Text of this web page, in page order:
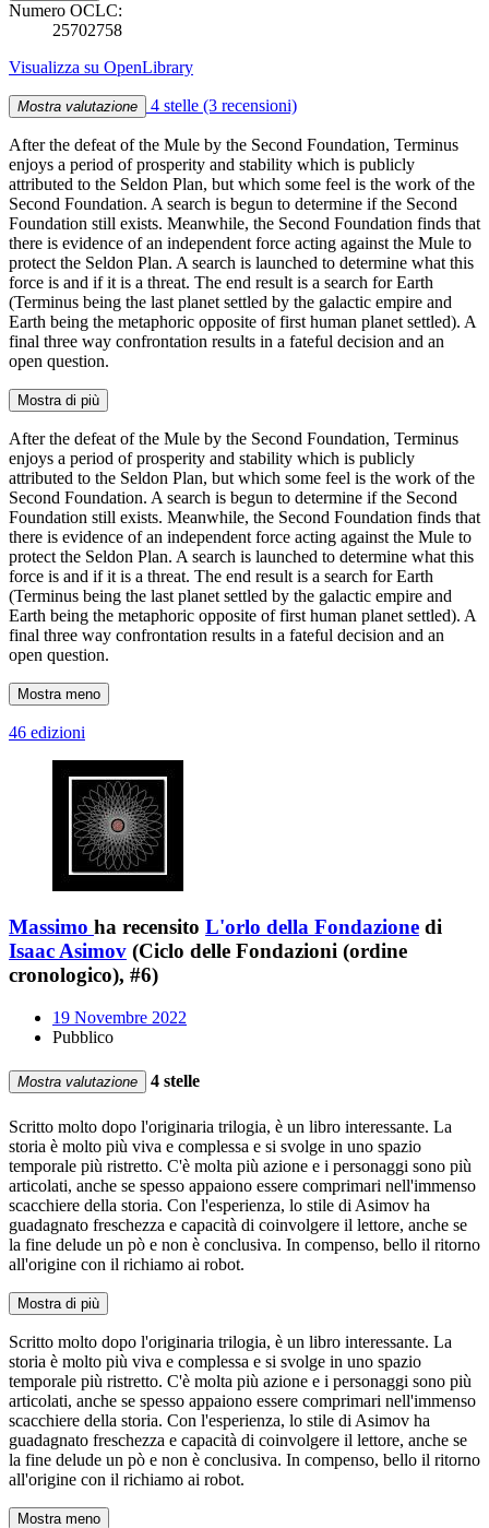
Numero OCLC:
25702758
Visualizza su OpenLibrary
Mostra valutazione 4 stelle (3 recensioni)
After the defeat of the Mule by the Second Foundation, Terminus
enjoys a period of prosperity and stability which is publicly
attributed to the Seldon Plan, but which some feel is the work of the
Second Foundation. A search is begun to determine if the Second
Foundation still exists. Meanwhile, the Second Foundation finds that
there is evidence of an independent force acting against the Mule to
protect the Seldon Plan. A search is launched to determine what this
force is and if it is a threat. The end result is a search for Earth
(Terminus being the last planet settled by the galactic empire and
Earth being the metaphoric opposite of first human planet settled). A
final three way confrontation results in a fateful decision and an
open question.
Mostra di più
After the defeat of the Mule by the Second Foundation, Terminus
enjoys a period of prosperity and stability which is publicly
attributed to the Seldon Plan, but which some feel is the work of the
Second Foundation. A search is begun to determine if the Second
Foundation still exists. Meanwhile, the Second Foundation finds that
there is evidence of an independent force acting against the Mule to
protect the Seldon Plan. A search is launched to determine what this
force is and if it is a threat. The end result is a search for Earth
(Terminus being the last planet settled by the galactic empire and
Earth being the metaphoric opposite of first human planet settled). A
final three way confrontation results in a fateful decision and an
open question.
Mostra meno
46 edizioni
Massimo ha recensito L'orlo della Fondazione di
Isaac Asimov (Ciclo delle Fondazioni (ordine
cronologico), #6)
19 Novembre 2022
Pubblico
Mostra valutazione 4 stelle
Scritto molto dopo l'originaria trilogia, è un libro interessante. La
storia è molto più viva e complessa e si svolge in uno spazio
temporale più ristretto. C'è molta più azione e i personaggi sono più
articolati, anche se spesso appaiono essere comprimari nell'immenso
scacchiere della storia. Con l'esperienza, lo stile di Asimov ha
guadagnato freschezza e capacità di coinvolgere il lettore, anche se
la fine delude un pò e non è conclusiva. In compenso, bello il ritorno
all'origine con il richiamo ai robot.
Mostra di più
Scritto molto dopo l'originaria trilogia, è un libro interessante. La
storia è molto più viva e complessa e si svolge in uno spazio
temporale più ristretto. C'è molta più azione e i personaggi sono più
articolati, anche se spesso appaiono essere comprimari nell'immenso
scacchiere della storia. Con l'esperienza, lo stile di Asimov ha
guadagnato freschezza e capacità di coinvolgere il lettore, anche se
la fine delude un pò e non è conclusiva. In compenso, bello il ritorno
all'origine con il richiamo ai robot.
Mostra meno